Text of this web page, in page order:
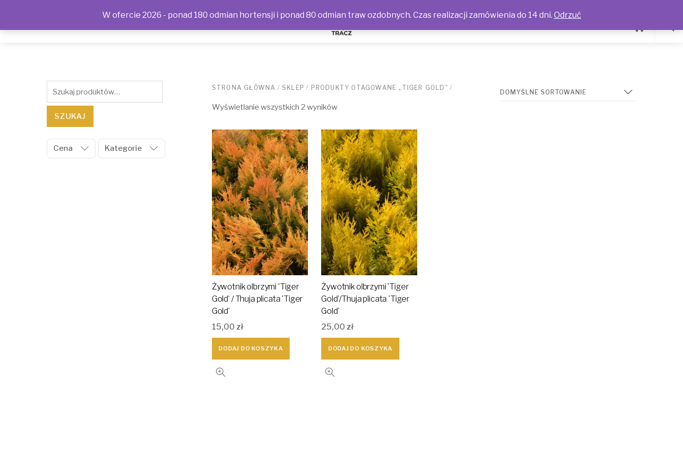
STRONA GŁÓWNA /SKLEP / PRODUKTY OTAGOWANE „TIGER GOLD” /
Wyświetlanie wszystkich 2 wyników
Żywotnik olbrzymi 'Tiger
Gold’ / Thuja plicata 'Tiger
Gold’
15,00 zł
DODAJ DO KOSZYKA
Żywotnik olbrzymi 'Tiger
Gold’/Thuja plicata 'Tiger
Gold’
25,00zł
DODAJ DO KOSZYKA
Szukaj:
SZUKAJ
Cena Kategorie
W ofercie 2026 - ponad 180 odmian hortensji i ponad 80 odmian traw ozdobnych. Czas realizacji zamówienia do 14 dni. Odrzuć